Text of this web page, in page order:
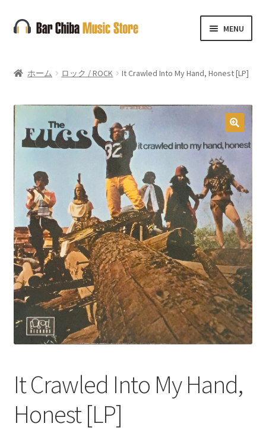
ナ
ビ
ー
ン
へ
ス
キ
ッ
プ
コ
ン
ン
ス
キ
ッ
プ
MENU
ホーム ロック / ROCK It Crawled Into My Hand, Honest [LP]
It Crawled Into My Hand,
Honest [LP]